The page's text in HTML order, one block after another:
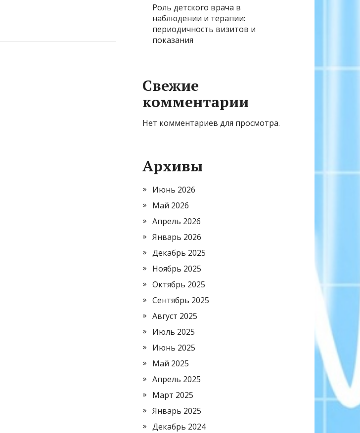
Роль детского врача в
наблюдении и терапии:
периодичность визитов и
показания
Свежие
комментарии
Нет комментариев для просмотра.
Архивы
Июнь 2026
Май 2026
Апрель 2026
Январь 2026
Декабрь 2025
Ноябрь 2025
Октябрь 2025
Сентябрь 2025
Август 2025
Июль 2025
Июнь 2025
Май 2025
Апрель 2025
Март 2025
Январь 2025
Декабрь 2024